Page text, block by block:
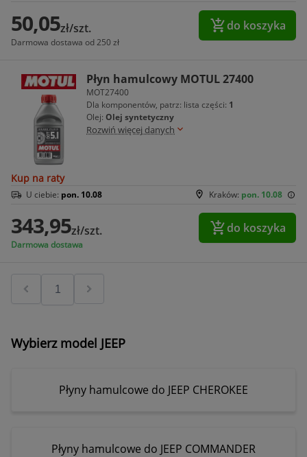
50,05zł/szt.
Darmowa dostawa od 250 zł
do koszyka
Płyn hamulcowy MOTUL 27400
MOT27400
Dla komponentów, patrz: lista części: 1
Olej: Olej syntetyczny
Rozwiń więcej danych
Kup na raty
Kraków: pon. 10.08
U ciebie: pon. 10.08
343,95zł/szt.
Darmowa dostawa
do koszyka
Wybierz model JEEP
Płyny hamulcowe do JEEP CHEROKEE
Płyny hamulcowe do JEEP COMMANDER